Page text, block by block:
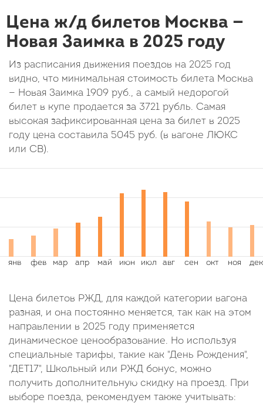
Цена ж/д билетов Москва —
Новая Заимка в 2025 году
Из расписания движения поездов на 2025 год
видно, что минимальная стоимость билета Москва
— Новая Заимка 1909 руб., а самый недорогой
билет в купе продается за 3721 рубль. Самая
высокая зафиксированная цена за билет в 2025
году цена составила 5045 руб. (в вагоне ЛЮКС
или СВ).
Цена билетов РЖД, для каждой категории вагона
разная, и она постоянно меняется, так как на этом
направлении в 2025 году применяется
динамическое ценообразование. Но используя
специальные тарифы, такие как "День Рождения",
"ДЕТ17", Школьный или РЖД бонус, можно
получить дополнительную скидку на проезд. При
выборе поезда, рекомендуем также учитывать: